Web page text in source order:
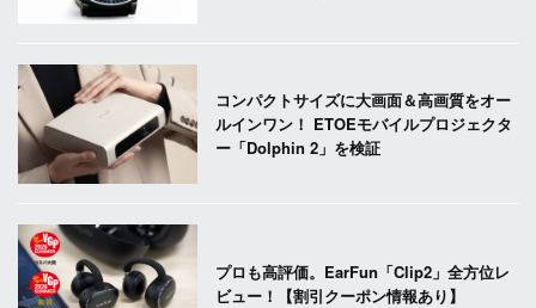
コンパクトサイズに大画面＆高画質をオー
ルインワン！ ETOEモバイルプロジェクタ
ー「Dolphin 2」を検証
プロも高評価。EarFun「Clip2」全方位レ
ビュー！【割引クーポン情報あり】